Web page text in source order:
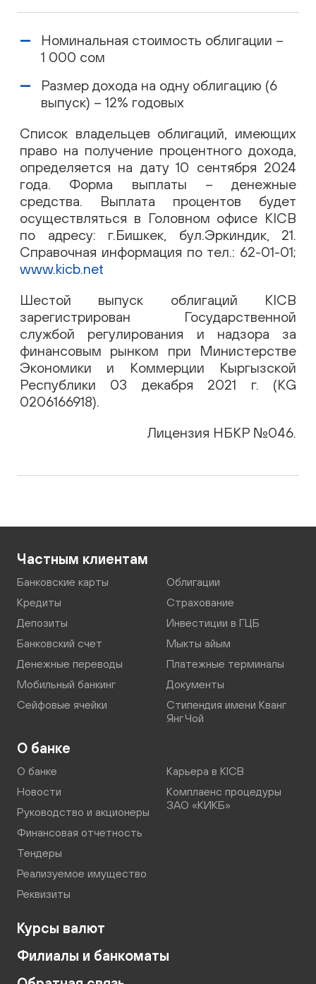
Номинальная стоимость облигации –
1 000 сом
Размер дохода на одну облигацию (6
выпуск) – 12% годовых
Список владельцев облигаций, имеющих
право на получение процентного дохода,
определяется на дату 10 сентября 2024
года. Форма выплаты – денежные
средства. Выплата процентов будет
осуществляться в Головном офисе KICB
по адресу: г.Бишкек, бул.Эркиндик, 21.
Справочная информация по тел.: 62-01-01;
www.kicb.net
Шестой выпуск облигаций KICB
зарегистрирован Государственной
службой регулирования и надзора за
финансовым рынком при Министерстве
Экономики и Коммерции Кыргызской
Республики 03 декабря 2021 г. (KG
0206166918).
Лицензия НБКР №046.
Частным клиентам
Банковские карты
Кредиты
Депозиты
Банковский счет
Денежные переводы
Мобильный банкинг
Сейфовые ячейки
Облигации
Страхование
Инвестиции в ГЦБ
Мыкты айым
Платежные терминалы
Документы
Стипендия имени Кванг
Янг Чой
О банке
О банке
Новости
Руководство и акционеры
Финансовая отчетность
Тендеры
Реализуемое имущество
Реквизиты
Карьера в KICB
Комплаенс процедуры
ЗАО «КИКБ»
Курсы валют
Филиалы и банкоматы